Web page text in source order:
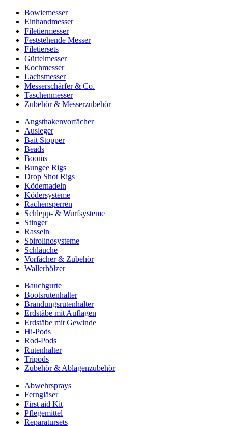
Bowiemesser
Einhandmesser
Filetiermesser
Feststehende Messer
Filetiersets
Gürtelmesser
Kochmesser
Lachsmesser
Messerschärfer & Co.
Taschenmesser
Zubehör & Messerzubehör
Angsthakenvorfächer
Ausleger
Bait Stopper
Beads
Booms
Bungee Rigs
Drop Shot Rigs
Ködernadeln
Ködersysteme
Rachensperren
Schlepp- & Wurfsysteme
Stinger
Rasseln
Sbirolinosysteme
Schläuche
Vorfächer & Zubehör
Wallerhölzer
Bauchgurte
Bootsrutenhalter
Brandungsrutenhalter
Erdstäbe mit Auflagen
Erdstäbe mit Gewinde
Hi-Pods
Rod-Pods
Rutenhalter
Tripods
Zubehör & Ablagenzubehör
Abwehrsprays
Ferngläser
First aid Kit
Pflegemittel
Reparatursets